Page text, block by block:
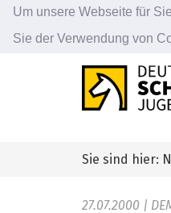
Um unsere Webseite für
Sie der Verwendung von
Sie sind hier:
27.07.2000 |